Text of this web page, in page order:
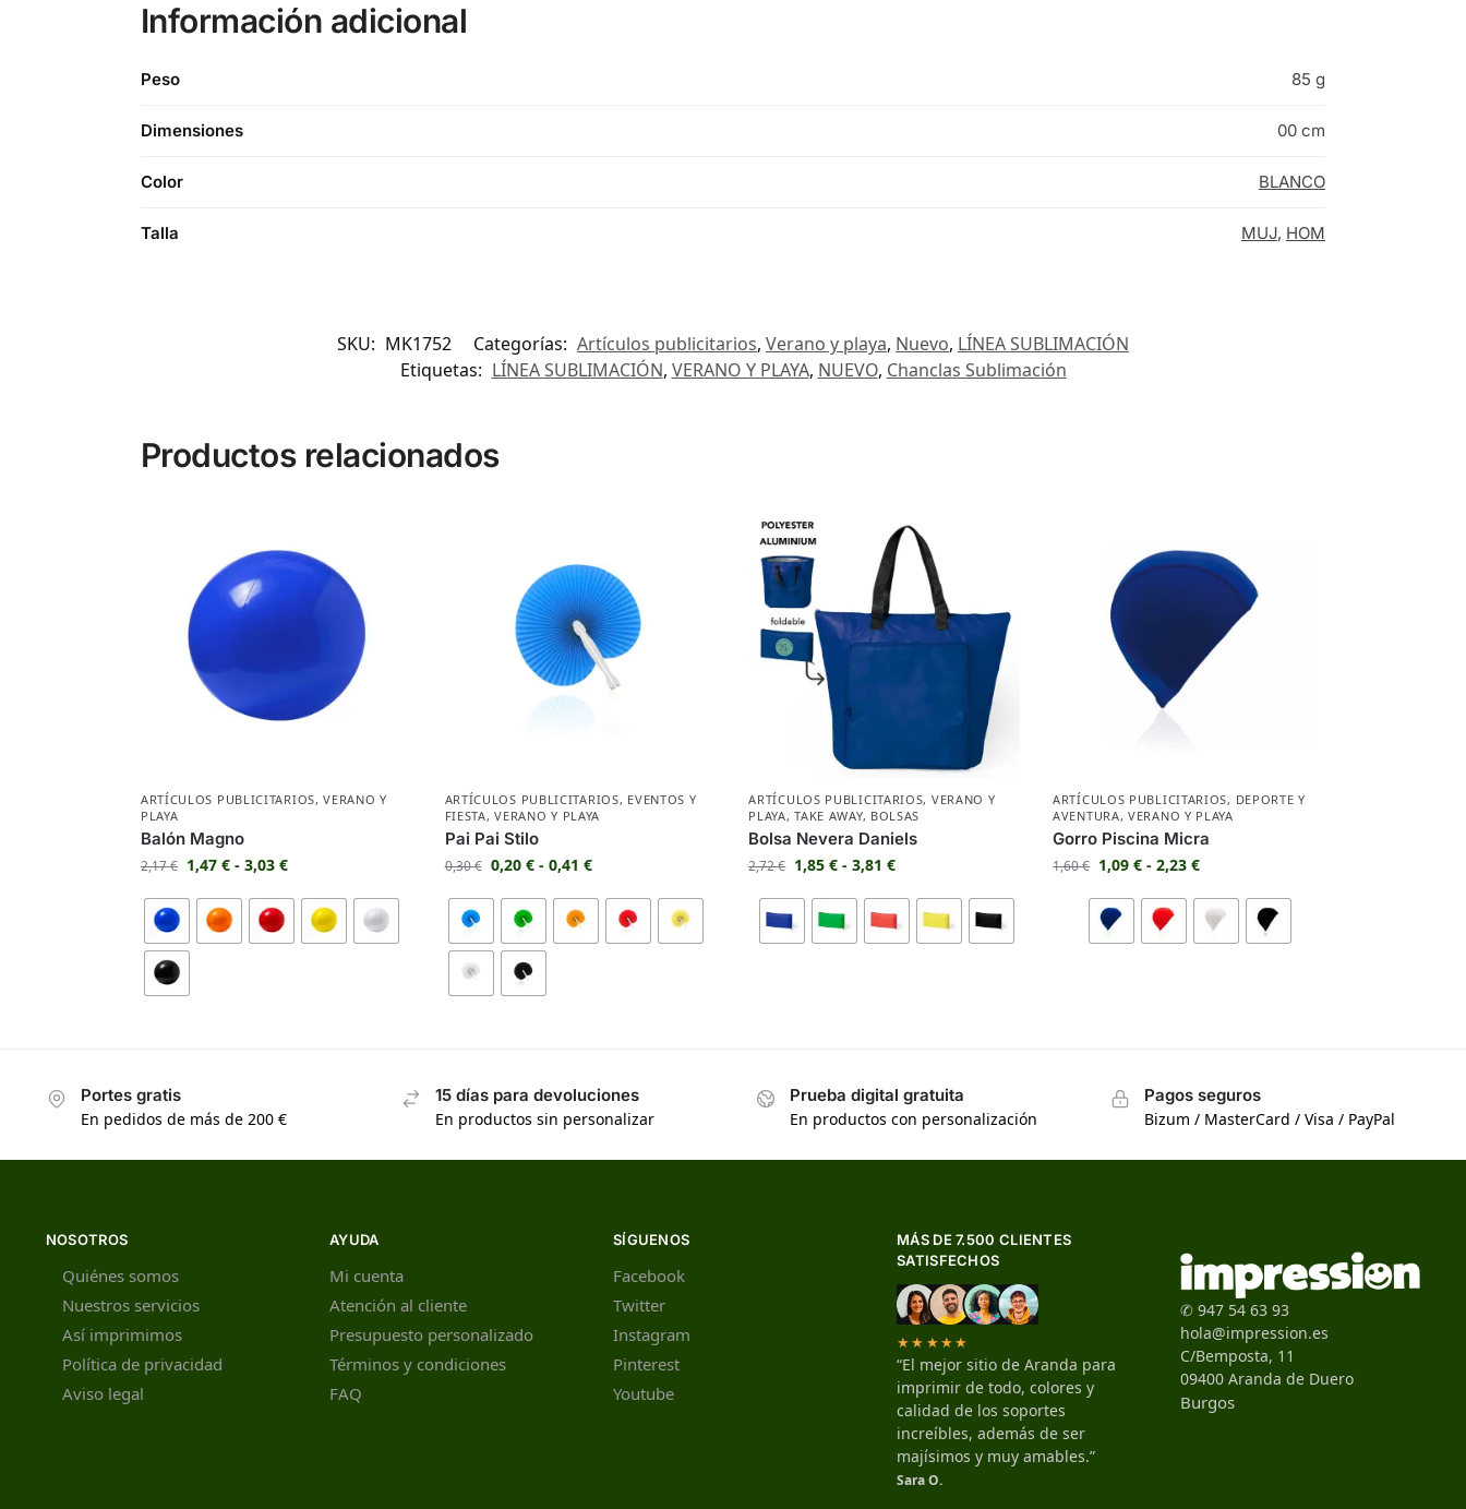
Información adicional
Peso 85 g
Dimensiones 00 cm
Color BLANCO
Talla MUJ, HOM
SKU: MK1752 Categorías: Artículos publicitarios, Verano y playa, Nuevo, LÍNEA SUBLIMACIÓN
Etiquetas: LÍNEA SUBLIMACIÓN, VERANO Y PLAYA, NUEVO, Chanclas Sublimación
Productos relacionados
ARTÍCULOS PUBLICITARIOS,VERANO Y
PLAYA
Balón Magno
2,17€ 1,47 € - 3,03 €
ARTÍCULOS PUBLICITARIOS, EVENTOS Y
FIESTA,VERANO Y PLAYA
Pai Pai Stilo
0,30€ 0,20 € - 0,41 €
ARTÍCULOS PUBLICITARIOS, VERANO Y
PLAYA,TAKE AWAY, BOLSAS
Bolsa Nevera Daniels
2,72€ 1,85€ - 3,81€
ARTÍCULOS PUBLICITARIOS, DEPORTE Y
AVENTURA,VERANO Y PLAYA
Gorro Piscina Micra
1,60€ 1,09€ - 2,23€
Portes gratis
En pedidos de más de 200 €
15 días para devoluciones
En productos sin personalizar
Prueba digital gratuita
En productos con personalización
Pagos seguros
Bizum / MasterCard / Visa / PayPal
NOSOTROS
Quiénes somos
Nuestros servicios
Así imprimimos
Política de privacidad
Aviso legal
AYUDA
Mi cuenta
Atención al cliente
Presupuesto personalizado
Términos y condiciones
FAQ
SÍGUENOS
Facebook
Twitter
Instagram
Pinterest
Youtube
MÁS DE 7.500 CLIENTES
SATISFECHOS
★★★★★
“El mejor sitio de Aranda para
imprimir de todo, colores y
calidad de los soportes
increíbles, además de ser
majísimos y muy amables.”
Sara O.
✆ 947 54 63 93
hola@impression.es
C/Bemposta, 11
09400 Aranda de Duero
Burgos